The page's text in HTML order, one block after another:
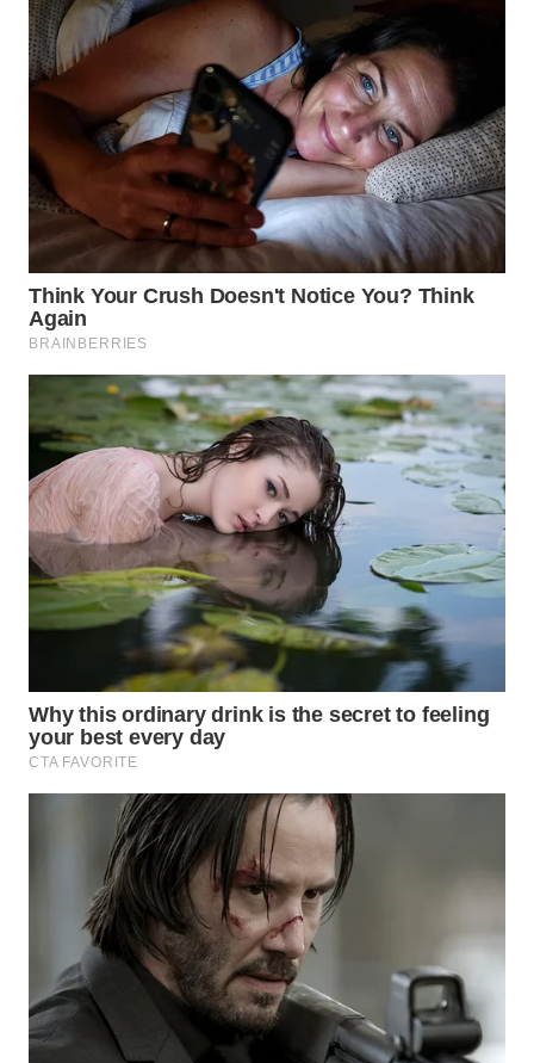
WN
PRIANGAN
WN
SEMARANG
WN
SOLO
WN
WN
MADURA
WN
SURABAYA
WN
NATUNA
BINTAN
WN
MANDALIKA
LIKUPANG
WN
LABUANBAJO